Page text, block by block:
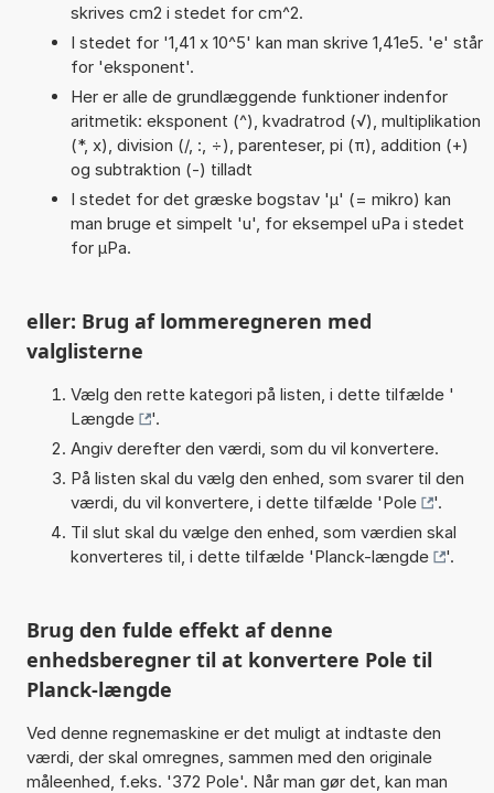
skrives cm2 i stedet for cm^2.
I stedet for '1,41 x 10^5' kan man skrive 1,41e5. 'e' står
for 'eksponent'.
Her er alle de grundlæggende funktioner indenfor
aritmetik: eksponent (^), kvadratrod (√), multiplikation
(*, x), division (/, :, ÷), parenteser, pi (π), addition (+)
og subtraktion (-) tilladt
I stedet for det græske bogstav 'µ' (= mikro) kan
man bruge et simpelt 'u', for eksempel uPa i stedet
for µPa.
eller: Brug af lommeregneren med
valglisterne
Vælg den rette kategori på listen, i dette tilfælde '
Længde
'.
Angiv derefter den værdi, som du vil konvertere.
På listen skal du vælg den enhed, som svarer til den
værdi, du vil konvertere, i dette tilfælde 'Pole
'.
Til slut skal du vælge den enhed, som værdien skal
konverteres til, i dette tilfælde 'Planck-længde '.
Brug den fulde effekt af denne
enhedsberegner til at konvertere Pole til
Planck-længde
Ved denne regnemaskine er det muligt at indtaste den
værdi, der skal omregnes, sammen med den originale
måleenhed, f.eks. '372 Pole'. Når man gør det, kan man